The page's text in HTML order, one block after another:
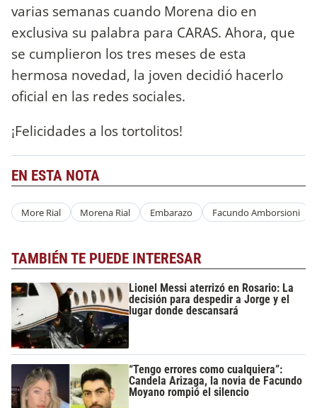
varias semanas cuando Morena dio en
exclusiva su palabra para CARAS. Ahora, que
se cumplieron los tres meses de esta
hermosa novedad, la joven decidió hacerlo
oficial en las redes sociales.
¡Felicidades a los tortolitos!
EN ESTA NOTA
More Rial Morena Rial Embarazo Facundo Amborsioni
TAMBIÉN TE PUEDE INTERESAR
Lionel Messi aterrizó en Rosario: La
decisión para despedir a Jorge y el
lugar donde descansará
“Tengo errores como cualquiera”:
Candela Arizaga, la novia de Facundo
Moyano rompió el silencio